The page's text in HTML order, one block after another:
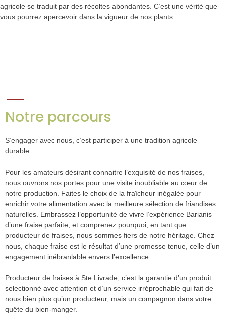
agricole se traduit par des récoltes abondantes. C’est une vérité que
vous pourrez apercevoir dans la vigueur de nos plants.
Notre parcours
S’engager avec nous, c’est participer à une tradition agricole
durable.
Pour les amateurs désirant connaitre l’exquisité de nos fraises,
nous ouvrons nos portes pour une visite inoubliable au cœur de
notre production. Faites le choix de la fraîcheur inégalée pour
enrichir votre alimentation avec la meilleure sélection de friandises
naturelles. Embrassez l’opportunité de vivre l’expérience Barianis
d’une fraise parfaite, et comprenez pourquoi, en tant que
producteur de fraises, nous sommes fiers de notre héritage. Chez
nous, chaque fraise est le résultat d’une promesse tenue, celle d’un
engagement inébranlable envers l’excellence.
Producteur de fraises à Ste Livrade, c’est la garantie d’un produit
selectionné avec attention et d’un service irréprochable qui fait de
nous bien plus qu’un producteur, mais un compagnon dans votre
quête du bien-manger.